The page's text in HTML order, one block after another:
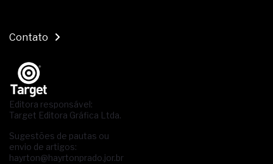
Contato
Editora responsável:
Target Editora Gráfica Ltda.
Sugestões de pautas ou
envio de artigos:
hayrton@hayrtonprado.jor.br